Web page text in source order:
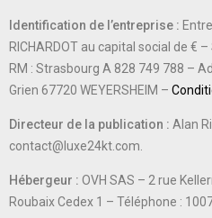
Identification de l’entreprise :
RICHARDOT au capital social de € –
RM : Strasbourg A 828 749 788 –
Grien 67720 WEYERSHEIM –
Directeur de la publication : Alan
contact@luxe24kt.com
Hébergeur : OVH SAS – 2 rue
Roubaix Cedex 1 – Téléphone :